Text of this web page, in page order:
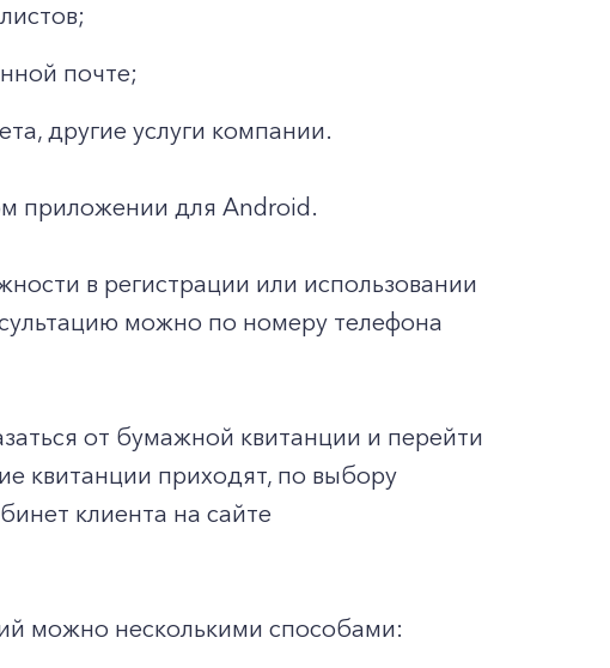
почте;
другие услуги компании.
приложении для Android.
в регистрации или использовании
можно по номеру телефона
от бумажной квитанции и перейти
квитанции приходят, по выбору
клиента на сайте
можно несколькими способами: